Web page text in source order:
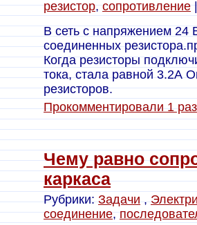
резистор,сопротивление|
В сеть с напряжением 24
соединенных
Когда резисторы
тока, стала равной 3.2А
резисторов.
Прокомментировали 1 раз
Чему равно
каркаса
Рубрики:Задачи,
соединение,